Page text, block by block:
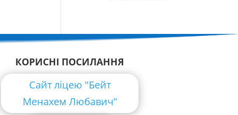
КОРИСНІ ПОСИЛАННЯ
Сайт ліцею "Бейт
Менахем Любавич"